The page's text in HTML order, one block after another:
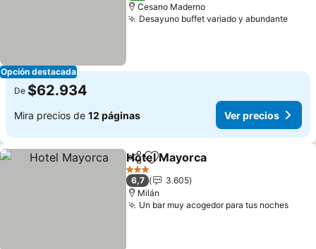
Opción destacada
Cesano Maderno
Desayuno buffet variado y abundanteVer
De $62.934
Mira precios de 12 páginas Ver precios
CompartirAgregar a favoritos
Hotel Mayorca
3 Estrellas
6,7
3.605
Milán
Un bar muy acogedor para tus nochesVer